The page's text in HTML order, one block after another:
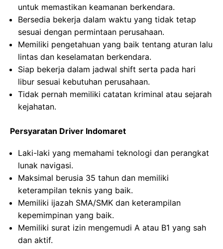
untuk memastikan keamanan berkendara.
Bersedia bekerja dalam waktu yang tidak tetap
sesuai dengan permintaan perusahaan.
Memiliki pengetahuan yang baik tentang aturan lalu
lintas dan keselamatan berkendara.
Siap bekerja dalam jadwal shift serta pada hari
libur sesuai kebutuhan perusahaan.
Tidak pernah memiliki catatan kriminal atau sejarah
kejahatan.
Persyaratan Driver Indomaret
Laki-laki yang memahami teknologi dan perangkat
lunak navigasi.
Maksimal berusia 35 tahun dan memiliki
keterampilan teknis yang baik.
Memiliki ijazah SMA/SMK dan keterampilan
kepemimpinan yang baik.
Memiliki surat izin mengemudi A atau B1 yang sah
dan aktif.